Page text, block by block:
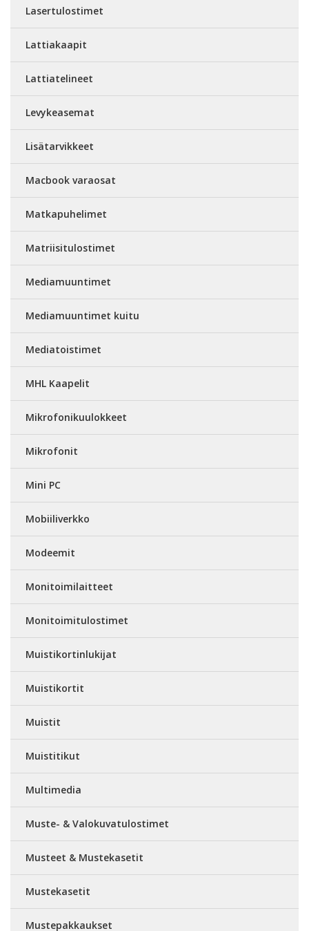
Lasertulostimet
Lattiakaapit
Lattiatelineet
Levykeasemat
Lisätarvikkeet
Macbook varaosat
Matkapuhelimet
Matriisitulostimet
Mediamuuntimet
Mediamuuntimet kuitu
Mediatoistimet
MHL Kaapelit
Mikrofonikuulokkeet
Mikrofonit
Mini PC
Mobiiliverkko
Modeemit
Monitoimilaitteet
Monitoimitulostimet
Muistikortinlukijat
Muistikortit
Muistit
Muistitikut
Multimedia
Muste- & Valokuvatulostimet
Musteet & Mustekasetit
Mustekasetit
Mustepakkaukset